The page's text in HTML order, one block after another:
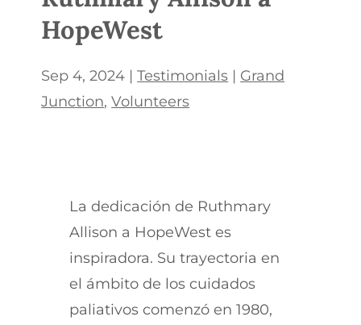
HopeWest
Sep 4, 2024 |Testimonials | Grand
Junction Volunteers
La dedicación de Ruthmary
Allison a HopeWest es
inspiradora. Su trayectoria en
el ámbito de los cuidados
paliativos comenzó en 1980,